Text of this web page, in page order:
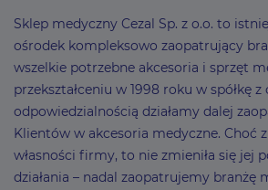
Sklep medyczny Cezal Sp. z o.o. to
ośrodek kompleksowo zaopatrujący
wszelkie potrzebne akcesoria i sprzęt
przekształceniu w 1998 roku w spółkę
odpowiedzialnością działamy dalej
Klientów w akcesoria medyczne. Choć
własności firmy, to nie zmieniła się jej
działania – nadal zaopatrujemy branżę